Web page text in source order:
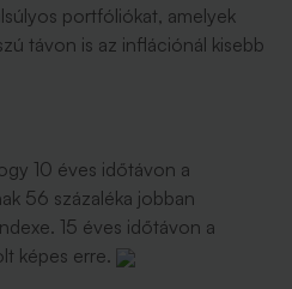
portfóliókat, amelyek
távon is az inflációnál kisebb
10 éves időtávon a
56 százaléka jobban
15 éves időtávon a
képes erre.